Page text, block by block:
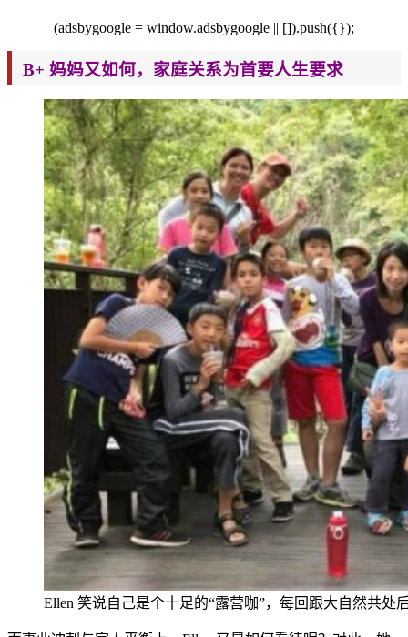
(adsbygoogle = window.adsbygoogle || []).push({});
B+ 妈妈又如何，家庭关系为首要人生要求
Ellen 笑说自己是个十足的“露营咖”，每回跟大自然共处